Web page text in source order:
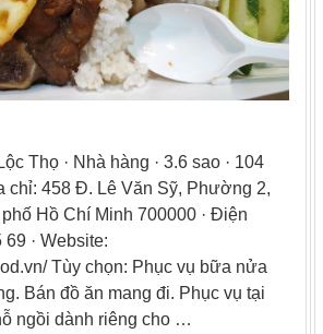
Thọ · Nhà hàng · 3.6 sao · 104
chỉ: 458 Đ. Lê Văn Sỹ, Phường 2,
Hồ Chí Minh 700000 · Điện
· Website:
Tùy chọn: Phục vụ bữa nửa
Bán đồ ăn mang đi. Phục vụ tại
ngồi dành riêng cho …